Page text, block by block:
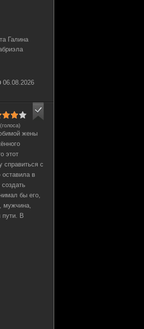
Галина
06.08.2026
жены
этот
справиться с
оставила в
бы его,
мужчина,
пути. В